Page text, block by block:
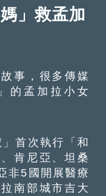
」救孟加
事，很多傳媒
的孟加拉小女
首次執行「和
肯尼亞、坦桑
非5國開展醫療
南部城市吉大